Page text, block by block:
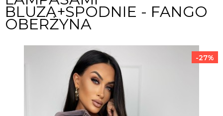
BLUZA+SPODNIE - FANGO
OBERŻYNA
-27%